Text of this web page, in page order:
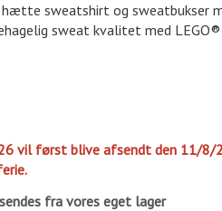
sweatshirt og sweatbukser
sweat kvalitet med
vil først blive afsendt den 11/8/
s fra vores eget lager